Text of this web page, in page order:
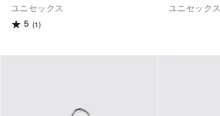
ユニセックス
5 (1)
ユニセックス